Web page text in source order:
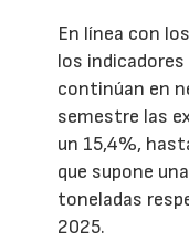
En línea con
los
continúan en
semestre las
un 15,4%,
que supone
toneladas
2025.